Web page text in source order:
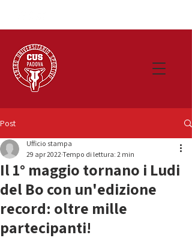
Post
Il 1° maggio tornano i Ludi
del Bo con un'edizione
record: oltre mille
partecipanti!
Ufficio stampa
29 apr 2022Tempo di lettura: 2 min